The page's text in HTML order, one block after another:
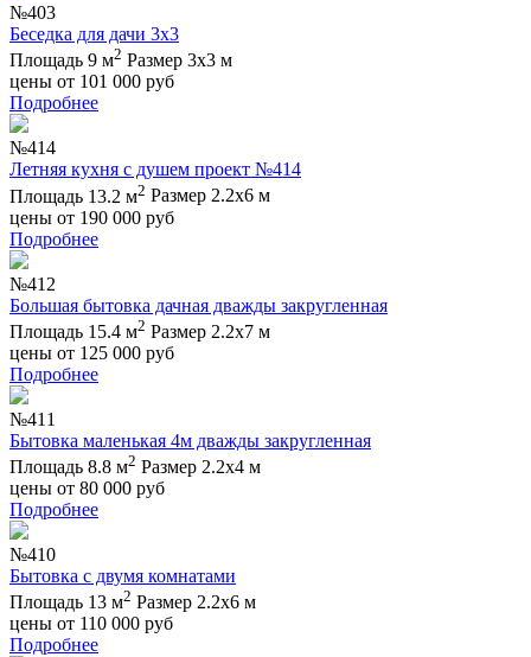
№403
Беседка для дачи 3х3
Площадь 9 м2 Размер 3х3 м
цены от 101 000 руб
Подробнее
№414
Летняя кухня с душем проект №414
Площадь 13.2 м2 Размер 2.2х6 м
цены от 190 000 руб
Подробнее
№412
Большая бытовка дачная дважды закругленная
Площадь 15.4 м2 Размер 2.2х7 м
цены от 125 000 руб
Подробнее
№411
Бытовка маленькая 4м дважды закругленная
Площадь 8.8 м2 Размер 2.2х4 м
цены от 80 000 руб
Подробнее
№410
Бытовка с двумя комнатами
Площадь 13 м2 Размер 2.2х6 м
цены от 110 000 руб
Подробнее